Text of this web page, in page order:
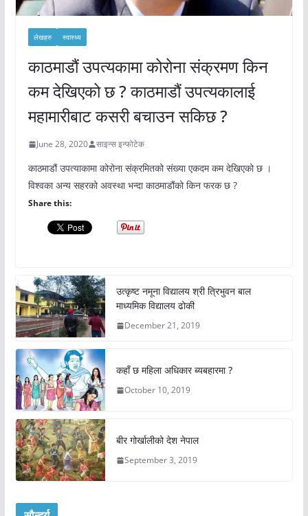
लेखहरु स्वास्थ्य
काठमाडौं उपत्यकामा कोरोना संक्रमण किन
कम देखिएको छ ? काठमाडौं उपत्यकालाई
महामारीबाट कसरी बचाउन सकिछ ?
June 28, 2020 साइन्स इन्फोटेक
काठमाडौं उपत्याकामा कोरोना संक्रमितको संख्या एकदम कम देखिएको छ ।
विश्वका अन्य सहरको अवस्था भन्दा काठमाडौंको किन फरक छ ?
Share this:
उत्कृष्ट नमूना विद्यालय श्री त्रिभुवन बाल
माध्यमिक विद्यालय ढोकी
December 21, 2019
कहाँ छ महिला अधिकार ब्यबहारमा ?
October 10, 2019
बीर गोर्खालीको देश नेपाल
September 3, 2019